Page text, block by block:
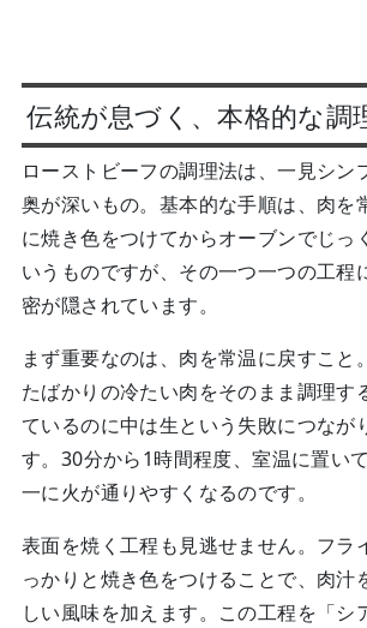
伝統が息づく、本格的な調
ローストビーフの調理法は、一見シン
奥が深いもの。基本的な手順は、肉を
に焼き色をつけてからオーブンでじっ
いうものですが、その一つ一つの工程
密が隠されています。
まず重要なのは、肉を常温に戻すこと
たばかりの冷たい肉をそのまま調理す
ているのに中は生という失敗につなが
す。30分から1時間程度、室温に置い
一に火が通りやすくなるのです。
表面を焼く工程も見逃せません。フラ
っかりと焼き色をつけることで、肉汁
しい風味を加えます。この工程を「シ